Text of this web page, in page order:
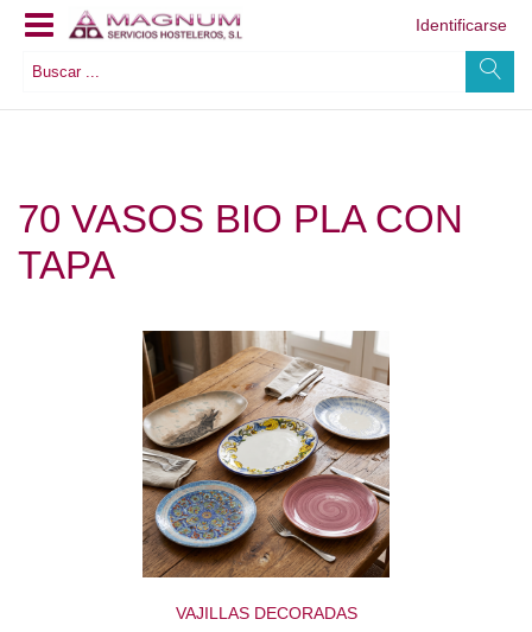
Identificarse
70 VASOS BIO PLA CON
TAPA
VAJILLAS DECORADAS